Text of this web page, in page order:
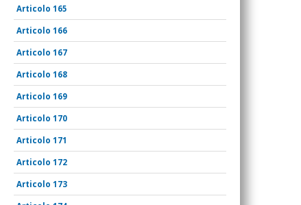
165
166
167
168
169
170
171
172
173